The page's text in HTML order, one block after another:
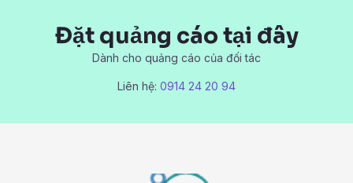
Đặt quảng cáo tại đây
Dành cho quảng cáo của đối tác
Liên hệ: 0914 24 20 94